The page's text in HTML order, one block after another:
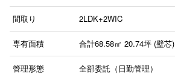
間取り 2LDK+2WIC
専有面積 合計68.58㎡ 20.74坪 (壁芯)
管理形態 全部委託（日勤管理）